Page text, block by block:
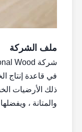
ملف الشركة
ذلك الأرضيات
والمتانة ،